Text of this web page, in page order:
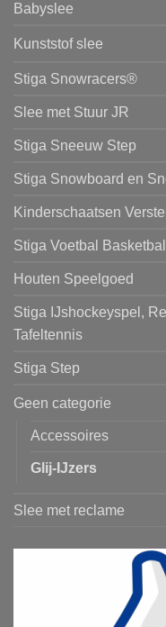
Babyslee
Kunststof slee
Stiga Snowracers®
Slee met Stuur JR
Stiga Sneeuw Step
Stiga Snowboard en
Kinderschaatsen
Stiga Voetbal Basketbal
Houten Speelgoed
Stiga IJshockeyspel,
Tafeltennis
Stiga Step
Geen categorie
Accessoires
Glij-IJzers
Slee met reclame